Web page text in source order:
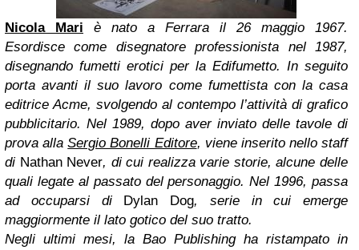
Nicola Mari è nato a Ferrara il 26 maggio 1967.
Esordisce come disegnatore professionista nel 1987,
disegnando fumetti erotici per la Edifumetto. In seguito
porta avanti il suo lavoro come fumettista con la casa
editrice Acme, svolgendo al contempo l’attività di grafico
pubblicitario. Nel 1989, dopo aver inviato delle tavole di
prova allaSergio Bonelli Editore, viene inserito nello staff
di Nathan Never, di cui realizza varie storie, alcune delle
quali legate al passato del personaggio. Nel 1996, passa
ad occuparsi di Dylan Dog, serie in cui emerge
maggiormente il lato gotico del suo tratto.
Negli ultimi mesi, la Bao Publishing ha ristampato in